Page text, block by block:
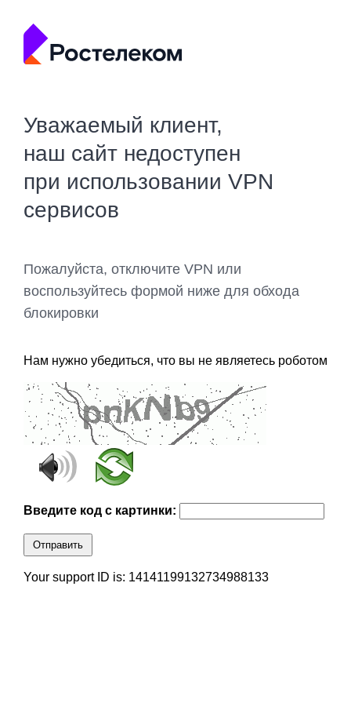
Уважаемый клиент,
наш сайт недоступен
при использовании VPN
сервисов
Пожалуйста, отключите VPN или
воспользуйтесь формой ниже для обхода
блокировки
Нам нужно убедиться, что вы не являетесь роботом
Введите код с картинки:
Отправить
Your support ID is: 14141199132734988133